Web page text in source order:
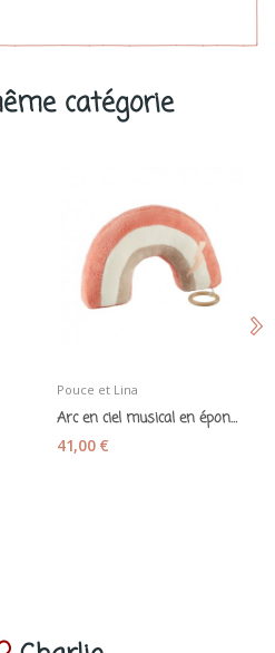
catégorie
Pouce et Lina
Arc en ciel musical en éponge de bambou corail...
41,00 €